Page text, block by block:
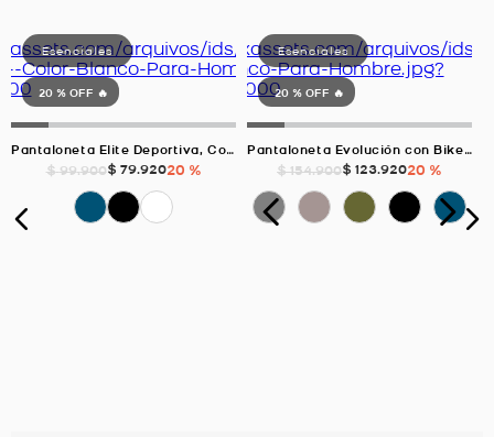
20 % OFF 🔥
Pantaloneta Elite Deportiva, Color Blanco Para Hombre
$ 99.900$ 79.92020 %
20 % OFF 🔥
Pantaloneta Evolución con Biker Interno, Color Blanco Para Hombre
$ 154.900$ 123.92020 %